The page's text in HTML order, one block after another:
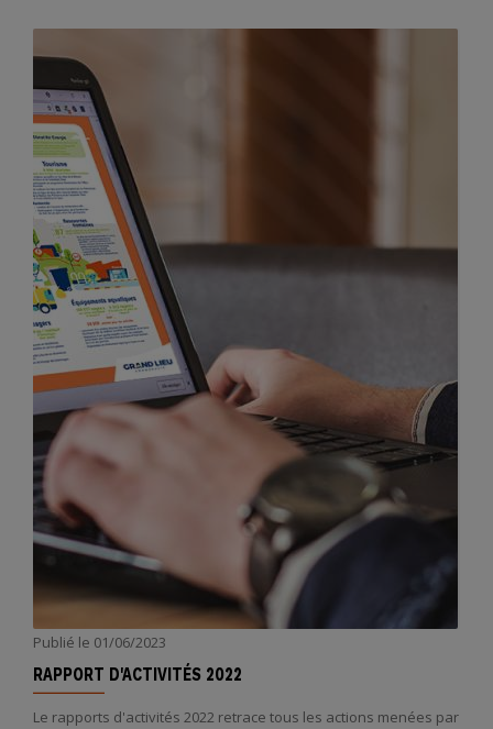
Publié le 01/06/2023
RAPPORT D'ACTIVITÉS 2022
Le rapports d'activités 2022 retrace tous les actions menées par